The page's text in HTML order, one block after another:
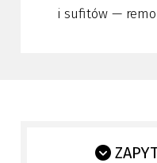
i sufitów —